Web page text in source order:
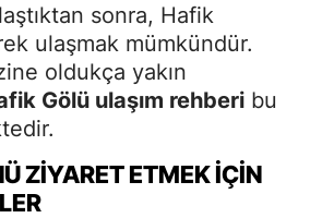
sonra, Hafik
ulaşmak mümkündür.
oldukça yakın
Gölü ulaşım rehberi bu
ZIYARET ETMEK İÇIN